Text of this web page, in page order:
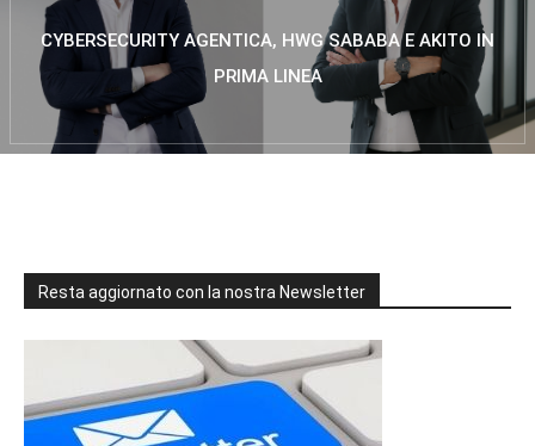
CYBERSECURITY AGENTICA, HWG SABABA E AKITO IN
PRIMA LINEA
Resta aggiornato con la nostra Newsletter